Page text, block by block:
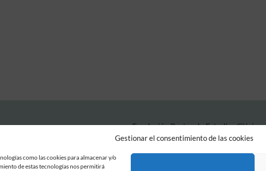
Gestionar el consentimiento de las cookies
como las cookies para almacenar y/o
de estas tecnologías nos permitirá
Fundación Pastor de Estudios Clásicos
Calle Serrano, 107. Madrid, 28006.